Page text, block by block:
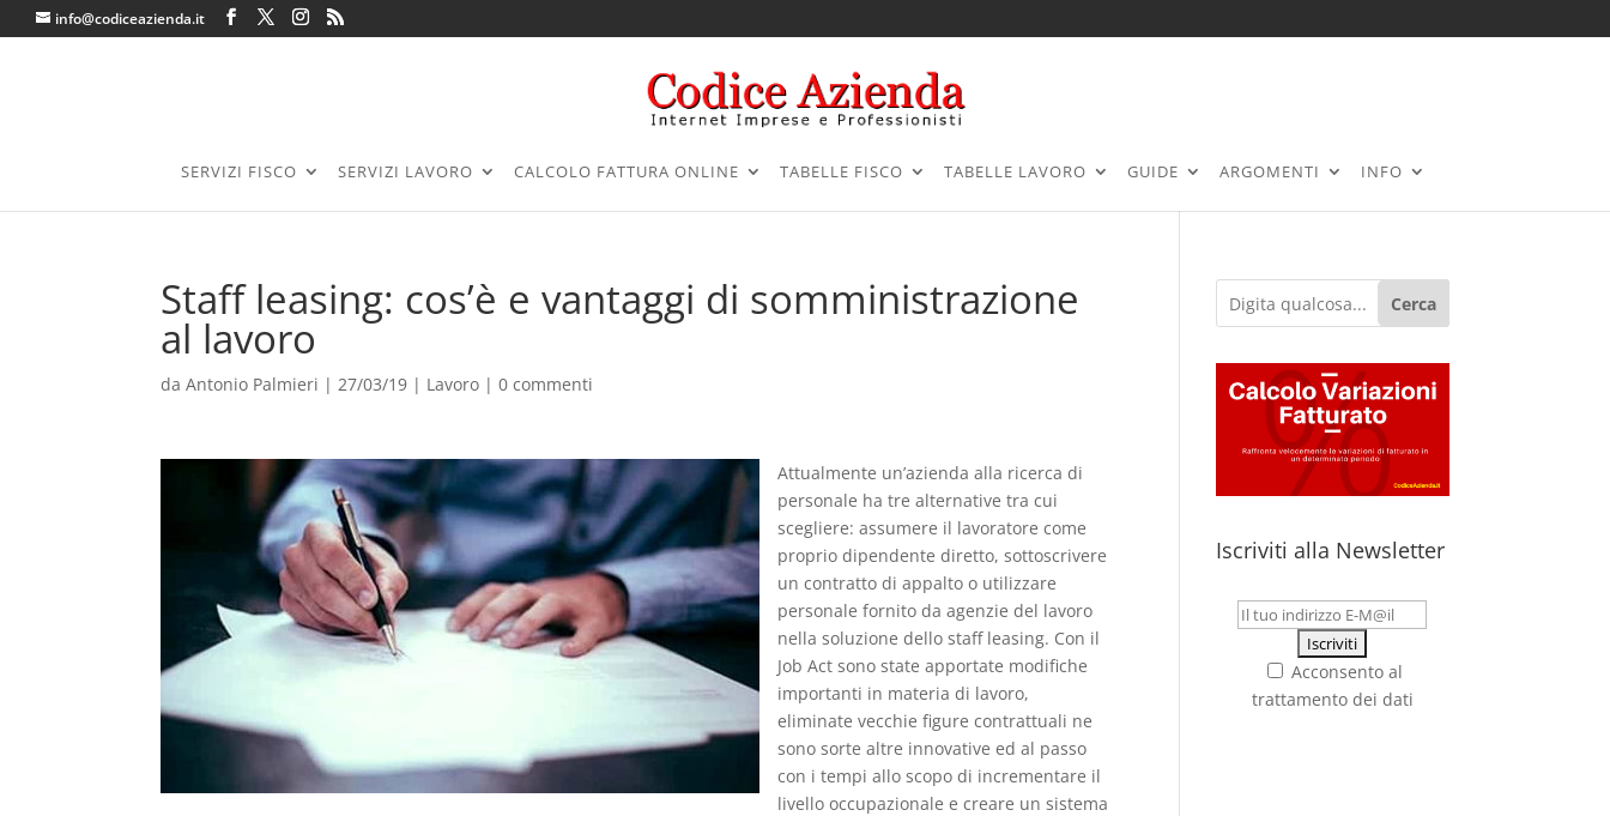
info@codiceazienda.it
SERVIZI FISCO SERVIZI LAVORO CALCOLO FATTURA ONLINE TABELLE FISCO TABELLE LAVORO GUIDE ARGOMENTI INFO
Staff leasing: cos’è e vantaggi di somministrazione
al lavoro
daAntonio Palmieri |27/03/19 | Lavoro |0 commenti
Attualmente un’azienda alla ricerca di
personale ha tre alternative tra cui
scegliere: assumere il lavoratore come
proprio dipendente diretto, sottoscrivere
un contratto di appalto o utilizzare
personale fornito da agenzie del lavoro
nella soluzione dello staff leasing. Con il
Job Act sono state apportate modifiche
importanti in materia di lavoro,
eliminate vecchie figure contrattuali ne
sono sorte altre innovative ed al passo
con i tempi allo scopo di incrementare il
livello occupazionale e creare un sistema
Cerca
Iscriviti alla Newsletter
Acconsento al
trattamento dei dati